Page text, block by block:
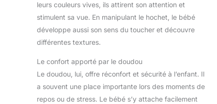
leurs couleurs vives, ils attirent son attention et
stimulent sa vue. En manipulant le hochet, le bébé
développe aussi son sens du toucher et découvre
différentes textures.
Le confort apporté par le doudou
Le doudou, lui, offre réconfort et sécurité à l’enfant. Il
a souvent une place importante lors des moments de
repos ou de stress. Le bébé s’y attache facilement